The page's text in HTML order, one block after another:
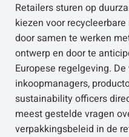
Retailers sturen op
kiezen voor
door samen te werken
ontwerp en door te
Europese regelgeving.
inkoopmanagers,
sustainability officers
meest gestelde vragen
verpakkingsbeleid in de